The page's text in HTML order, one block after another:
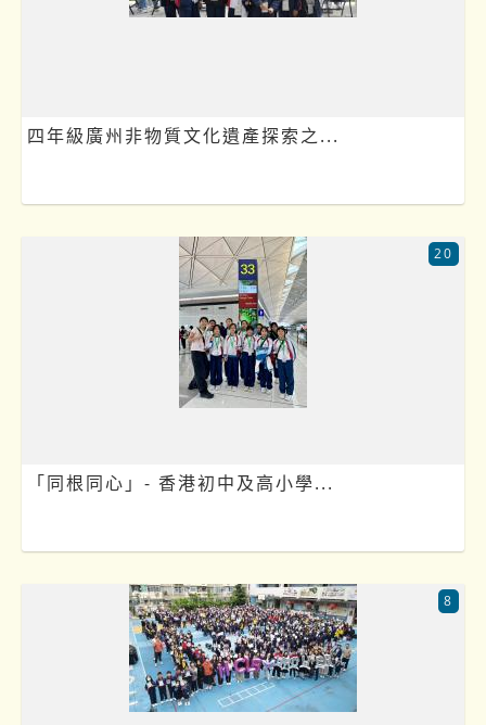
四年級廣州非物質文化遺產探索之...
「同根同心」- 香港初中及高小學...
20
8